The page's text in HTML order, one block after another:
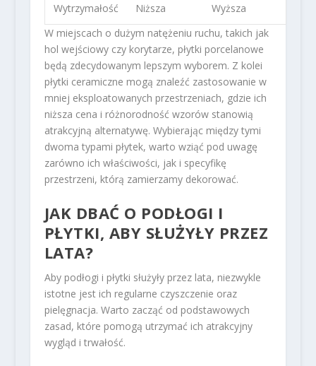
Wytrzymałość Niższa
Wyższa
W miejscach o dużym natężeniu ruchu, takich jak
hol wejściowy czy korytarze, płytki porcelanowe
będą zdecydowanym lepszym wyborem. Z kolei
płytki ceramiczne mogą znaleźć zastosowanie w
mniej eksploatowanych przestrzeniach, gdzie ich
niższa cena i różnorodność wzorów stanowią
atrakcyjną alternatywę. Wybierając między tymi
dwoma typami płytek, warto wziąć pod uwagę
zarówno ich właściwości, jak i specyfikę
przestrzeni, którą zamierzamy dekorować.
JAK DBAĆ O PODŁOGI I
PŁYTKI, ABY SŁUŻYŁY PRZEZ
LATA?
Aby podłogi i płytki służyły przez lata, niezwykle
istotne jest ich regularne czyszczenie oraz
pielęgnacja. Warto zacząć od podstawowych
zasad, które pomogą utrzymać ich atrakcyjny
wygląd i trwałość.